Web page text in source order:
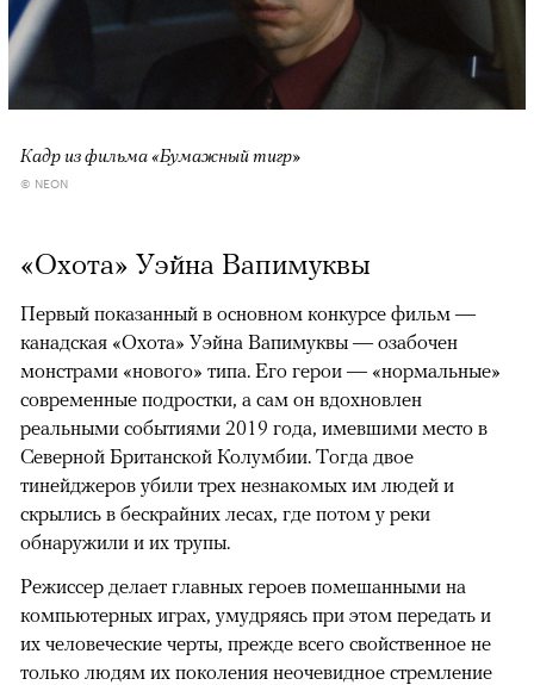
Кадр из фильма «Бумажный тигр»
© NEON
«Охота» Уэйна Вапимуквы
Первый показанный в основном конкурсе фильм —
канадская «Охота» Уэйна Вапимуквы — озабочен
монстрами «нового» типа. Его герои — «нормальные»
современные подростки, а сам он вдохновлен
реальными событиями 2019 года, имевшими место в
Северной Британской Колумбии. Тогда двое
тинейджеров убили трех незнакомых им людей и
скрылись в бескрайних лесах, где потом у реки
обнаружили и их трупы.
Режиссер делает главных героев помешанными на
компьютерных играх, умудряясь при этом передать и
их человеческие черты, прежде всего свойственное не
только людям их поколения неочевидное стремление